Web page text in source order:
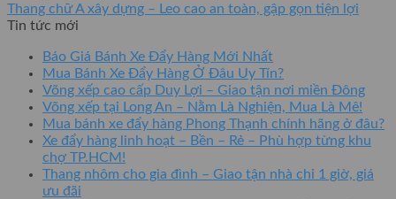
Thang chữ A xây dựng – Leo cao an toàn, gập gọn tiện lợi
Tin tức mới
Báo Giá Bánh Xe Đẩy Hàng Mới Nhất
Mua Bánh Xe Đẩy Hàng Ở Đâu Uy Tín?
Võng xếp cao cấp Duy Lợi – Giao tận nơi miền Đông
Võng xếp tại Long An – Nằm Là Nghiện, Mua Là Mê!
Mua bánh xe đẩy hàng Phong Thạnh chính hãng ở đâu?
Xe đẩy hàng linh hoạt – Bền – Rẻ – Phù hợp từng khu
chợ TP.HCM!
Thang nhôm cho gia đình – Giao tận nhà chỉ 1 giờ, giá
ưu đãi